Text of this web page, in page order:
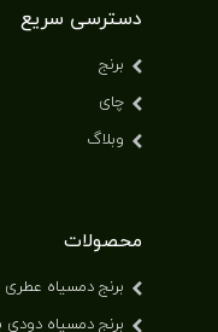
دسترسی سریع
برنج
چای
وبلاگ
محصولات
برنج دمسیاه عطری
برنج دمسیاه دودی